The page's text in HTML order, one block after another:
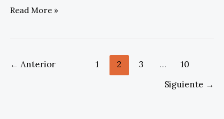
Read More »
← Anterior 1 2 3 …
10
Siguiente →